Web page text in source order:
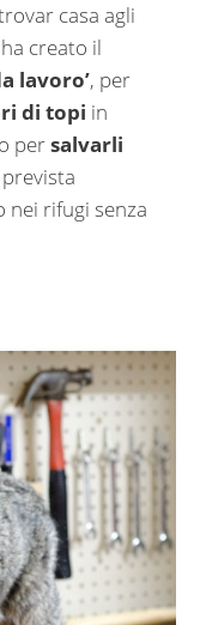
casa agli
creato il
lavoro’, per
di topi in
persalvarli
nei rifugi senza